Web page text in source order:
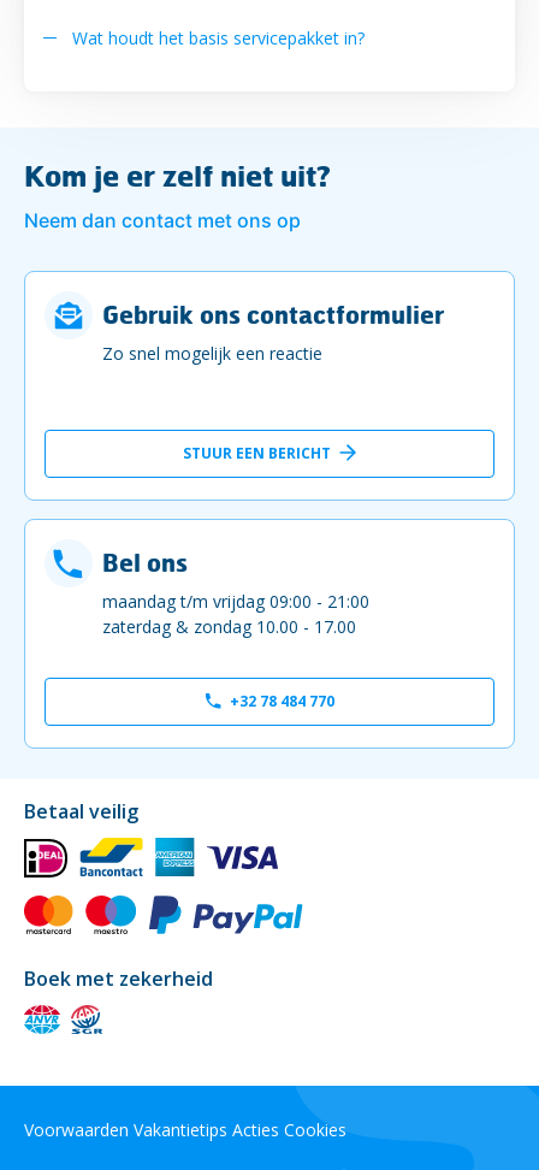
Wat houdt het basis servicepakket in?
Kom je er zelf niet uit?
Neem dan contact met ons op
Gebruik ons contactformulier
Zo snel mogelijk een reactie
STUUR EEN BERICHT
Bel ons
maandag t/m vrijdag 09:00 - 21:00
zaterdag & zondag 10.00 - 17.00
+32 78 484 770
Betaal veilig
Boek met zekerheid
Voorwaarden Vakantietips Acties Cookies